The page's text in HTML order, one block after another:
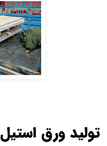
تولید ورق استیل 321